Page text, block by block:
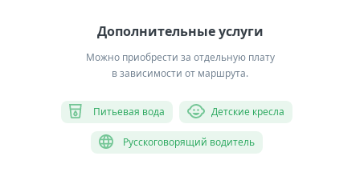
Дополнительные услуги
Можно приобрести за отдельную плату
в зависимости от маршрута.
Питьевая вода Детские кресла
Русскоговорящий водитель